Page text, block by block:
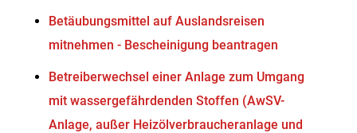
Betäubungsmittel auf Auslandsreisen
mitnehmen - Bescheinigung beantragen
Betreiberwechsel einer Anlage zum Umgang
mit wassergefährdenden Stoffen (AwSV-
Anlage, außer Heizölverbraucheranlage und